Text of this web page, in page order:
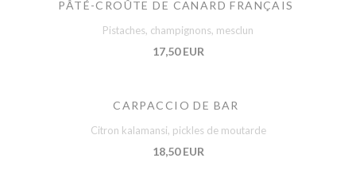
PÂTÉ-CROÛTE DE CANARD FRANÇAIS
Pistaches, champignons, mesclun
17,50 EUR
CARPACCIO DE BAR
Citron kalamansi, pickles de moutarde
18,50 EUR